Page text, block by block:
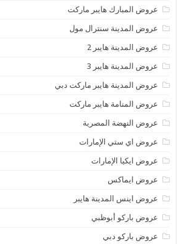
عروض المبارك هايبر ماركت
عروض المدينة سنترال مول
عروض المدينة هايبر 2
عروض المدينة هايبر 3
عروض المدينة هايبر ماركت دبي
عروض المنامة هايبر ماركت
عروض النهضة المصرية
عروض اي ستي الإمارات
عروض ايكيا الإمارات
عروض ايماكس
عروض اينس المدينة هايبر
عروض باركو أبوظبي
عروض باركو دبي